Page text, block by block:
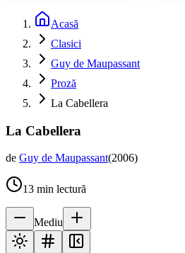
Acasă
Clasici
Guy de Maupassant
Proză
La Cabellera
La Cabellera
de Guy de Maupassant(2006)
13 min lectură
Mediu